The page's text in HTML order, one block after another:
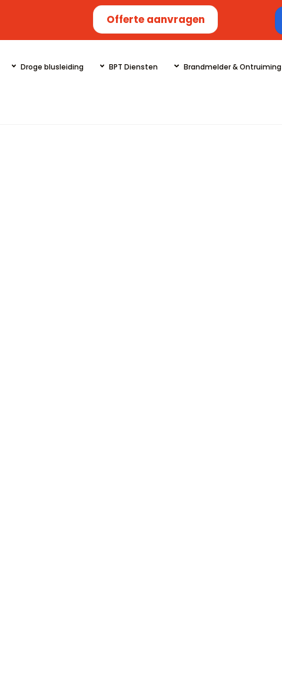
Offerte aanvragen
Droge blusleiding BPT Diensten Brandmelder & Ontruiming